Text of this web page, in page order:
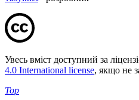
Увесь вміст доступний за
4.0 International license, якщо не
Top